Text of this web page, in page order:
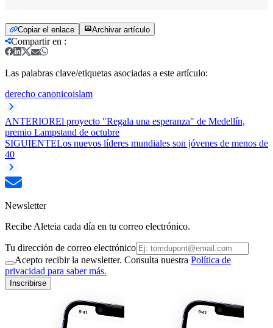
Copiar el enlace Archivar artículo
Compartir en :
Las palabras clave/etiquetas asociadas a este artículo:
derecho canonicoislam
ANTERIOREl proyecto "Regala una esperanza" de Medellín,
premio Lampstand de octubre
SIGUIENTELos nuevos líderes mundiales son jóvenes de menos de
40
Newsletter
Recibe Aleteia cada día en tu correo electrónico.
Tu dirección de correo electrónico
Acepto recibir la newsletter. Consulta nuestra Política de
privacidad para saber más.
Inscribirse